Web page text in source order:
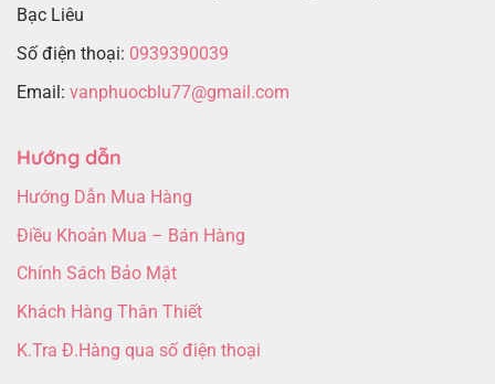
Bạc Liêu
Số điện thoại: 0939390039
Email: vanphuocblu77@gmail.com
Hướng dẫn
Hướng Dẫn Mua Hàng
Điều Khoản Mua – Bán Hàng
Chính Sách Bảo Mật
Khách Hàng Thân Thiết
K.Tra Đ.Hàng qua số điện thoại